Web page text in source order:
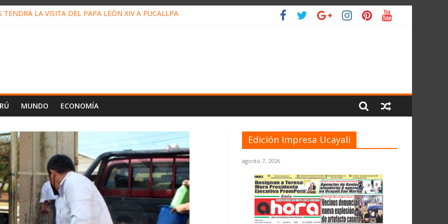
LA VISITA DEL PAPA LEÓN XIV A PUCALLPA
MUNDO ECONOMÍA
Edición Impresa Ucayali
agosto 7, 2026